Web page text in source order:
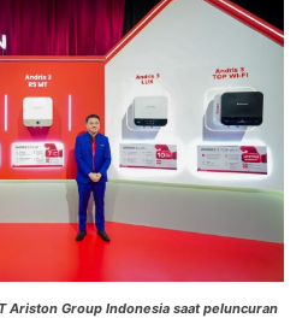
Ariston Group Indonesia saat peluncuran